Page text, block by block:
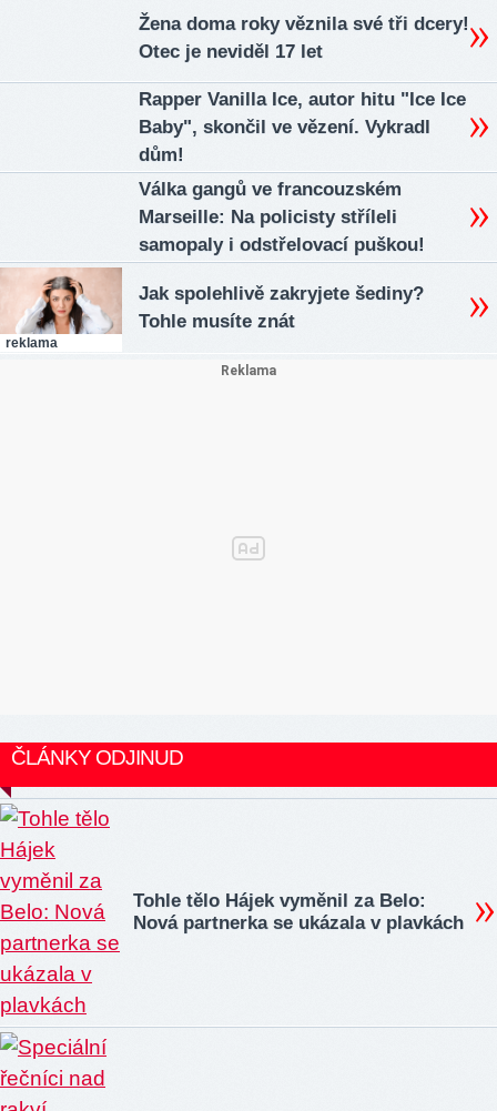
Žena doma roky věznila své tři dcery!
Otec je neviděl 17 let
Rapper Vanilla Ice, autor hitu "Ice Ice
Baby", skončil ve vězení. Vykradl
dům!
Válka gangů ve francouzském
Marseille: Na policisty stříleli
samopaly i odstřelovací puškou!
reklama
Jak spolehlivě zakryjete šediny?
Tohle musíte znát
ČLÁNKY ODJINUD
Tohle tělo Hájek vyměnil za Belo:
Nová partnerka se ukázala v plavkách